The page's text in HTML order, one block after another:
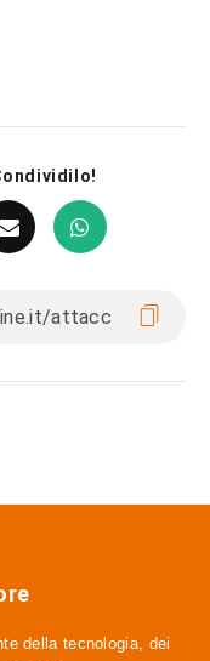
della tecnologia, dei